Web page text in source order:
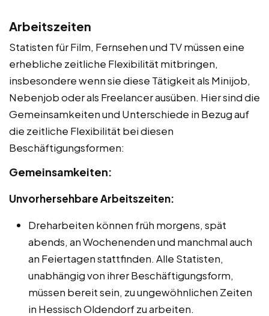
Arbeitszeiten
Statisten für Film, Fernsehen und TV müssen eine
erhebliche zeitliche Flexibilität mitbringen,
insbesondere wenn sie diese Tätigkeit als Minijob,
Nebenjob oder als Freelancer ausüben. Hier sind die
Gemeinsamkeiten und Unterschiede in Bezug auf
die zeitliche Flexibilität bei diesen
Beschäftigungsformen:
Gemeinsamkeiten:
Unvorhersehbare Arbeitszeiten:
Dreharbeiten können früh morgens, spät
abends, an Wochenenden und manchmal auch
an Feiertagen stattfinden. Alle Statisten,
unabhängig von ihrer Beschäftigungsform,
müssen bereit sein, zu ungewöhnlichen Zeiten
in Hessisch Oldendorf zu arbeiten.